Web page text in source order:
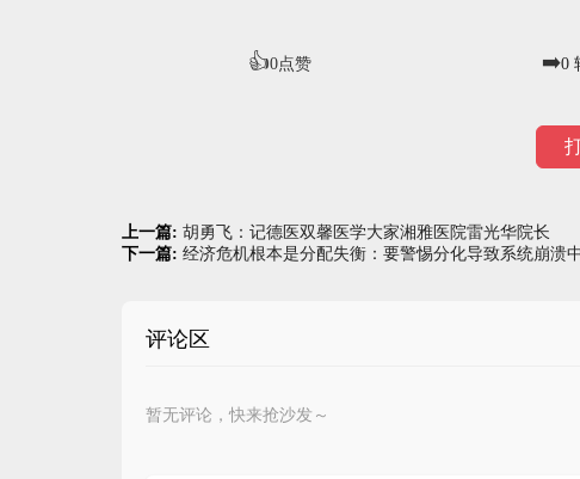
👍0点赞 ➡️0
上一篇: 胡勇飞：记德医双馨医学大家湘雅医院雷光华院长
下一篇: 经济危机根本是分配失衡：要警惕分化导致系统崩溃
评论区
暂无评论，快来抢沙发～